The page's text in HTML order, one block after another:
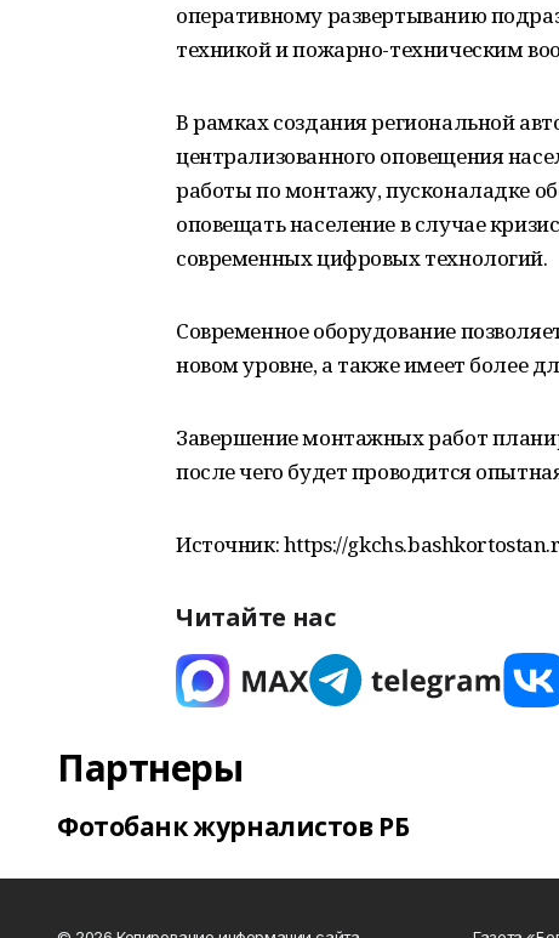
оперативному развертыванию
техникой и пожарно-техническим
В рамках создания региональной
централизованного оповещения
работы по монтажу, пусконаладке
оповещать население в случае
современных цифровых технологий.
Современное оборудование
новом уровне, а также имеет более
Завершение монтажных работ
после чего будет проводится
Источник: https://
Читайте нас
Партнеры
Фотобанк журналистов РБ